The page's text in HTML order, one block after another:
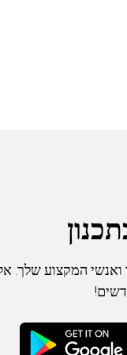
ואנשי המקצוע שלך.